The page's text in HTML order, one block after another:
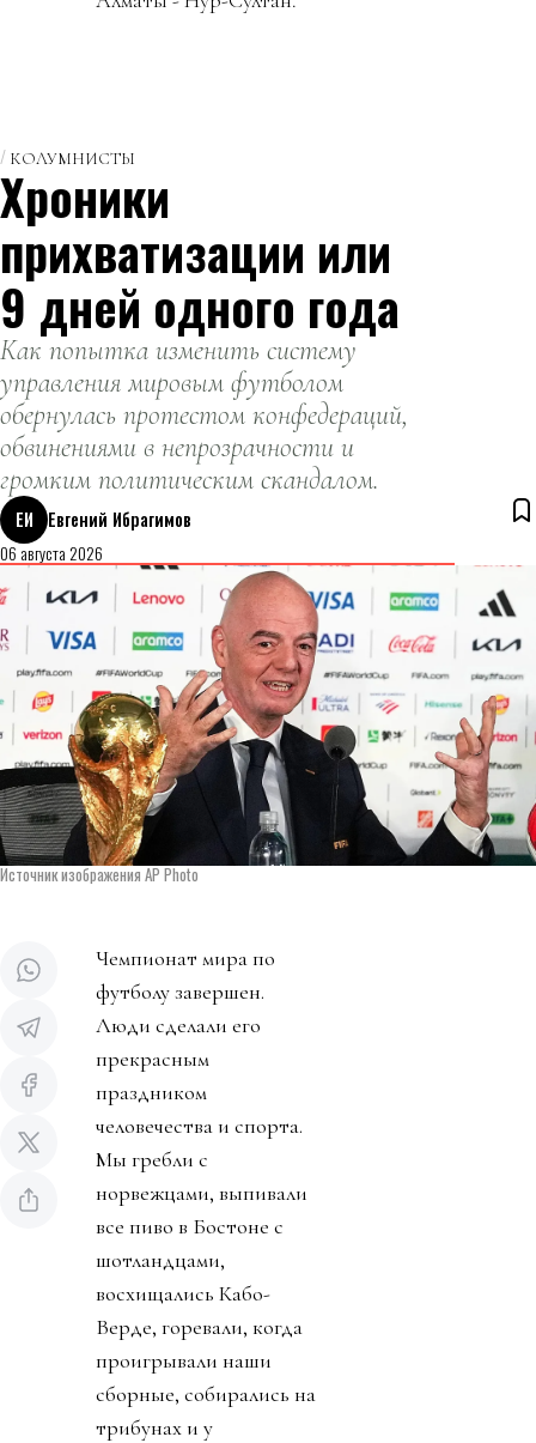
КОЛУМНИСТЫ
Хроники
прихватизации или
9 дней одного года
Как попытка изменить систему
управления мировым футболом
обернулась протестом конфедераций,
обвинениями в непрозрачности и
громким политическим скандалом.
ЕИ
Евгений Ибрагимов
06 августа 2026
Источник изображения AP Photo
Чемпионат мира по
футболу завершен.
Люди сделали его
прекрасным
праздником
человечества и спорта.
Мы гребли с
норвежцами, выпивали
все пиво в Бостоне с
шотландцами,
восхищались Кабо-
Верде, горевали, когда
проигрывали наши
сборные, собирались на
трибунах и у